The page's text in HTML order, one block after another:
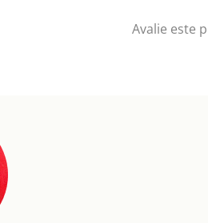
Avalie este